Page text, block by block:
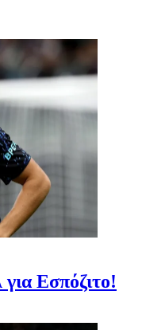
Εσπόζιτο!